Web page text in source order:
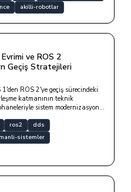
akilli-robotlar
ve ROS 2
Geçiş Stratejileri
ROS 2'ye geçiş sürecindeki
katmanının teknik
sistem modernizasyonu
ros2
dds
sistemler